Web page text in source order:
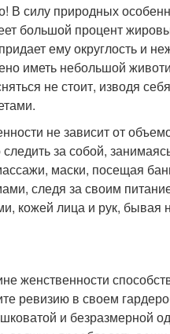
В силу природных
большой процент
ему округлость и
иметь небольшой
не стоит, изводя себя
не зависит от
следить за собой,
маски, посещая
следя за своим
кожей лица и рук, бывая
женственности
ревизию в своем
и безразмерной